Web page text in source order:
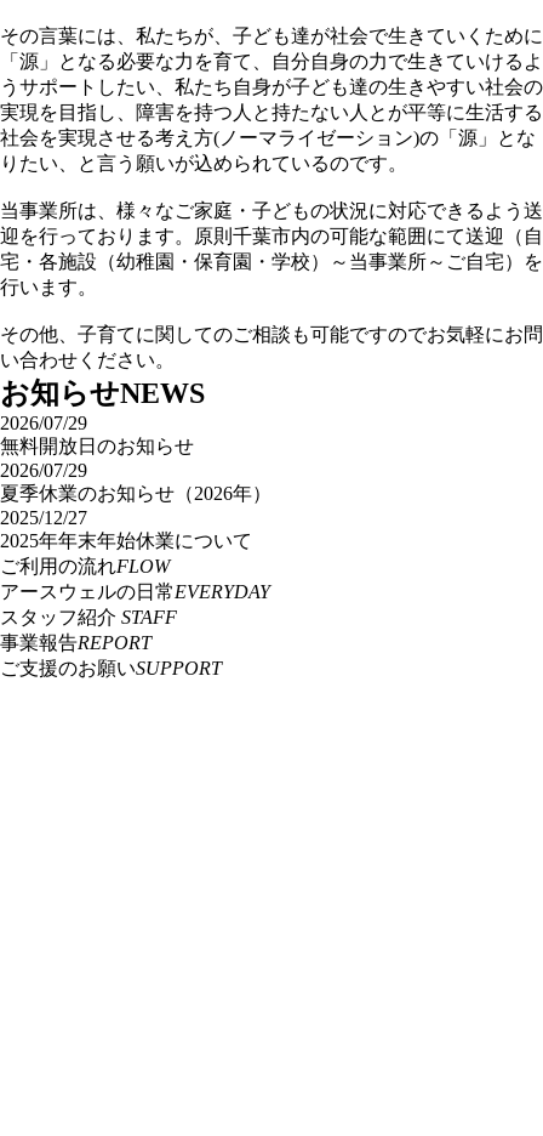
その言葉には、私たちが、子ども達が社会で生きていくために
「源」となる必要な力を育て、自分自身の力で生きていけるよ
うサポートしたい、私たち自身が子ども達の生きやすい社会の
実現を目指し、障害を持つ人と持たない人とが平等に生活する
社会を実現させる考え方(ノーマライゼーション)の「源」とな
りたい、と言う願いが込められているのです。
当事業所は、様々なご家庭・子どもの状況に対応できるよう送
迎を行っております。原則千葉市内の可能な範囲にて送迎（自
宅・各施設（幼稚園・保育園・学校）～当事業所～ご自宅）を
行います。
その他、子育てに関してのご相談も可能ですのでお気軽にお問
い合わせください。
お知らせNEWS
2026/07/29
無料開放日のお知らせ
2026/07/29
夏季休業のお知らせ（2026年）
2025/12/27
2025年年末年始休業について
ご利用の流れFLOW
アースウェルの日常EVERYDAY
スタッフ紹介 STAFF
事業報告REPORT
ご支援のお願いSUPPORT